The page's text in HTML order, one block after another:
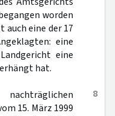
worden
auch eine der 17
eine
eine
hat.
8
15. März 1999